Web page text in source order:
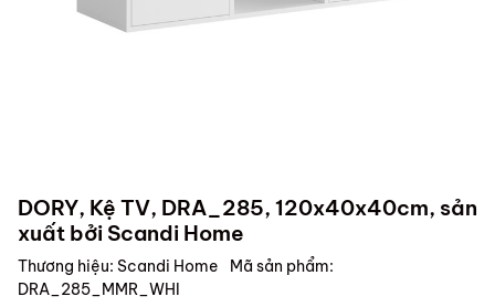
DORY, Kệ TV, DRA_285, 120x40x40cm, sản
xuất bởi Scandi Home
Thương hiệu: Scandi Home
Mã sản phẩm:
DRA_285_MMR_WHI